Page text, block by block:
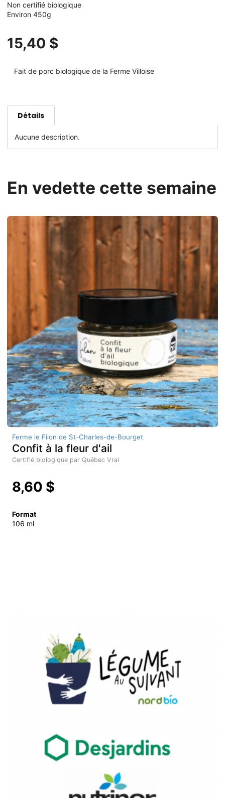
Non certifié biologique
Environ 450g
15,40 $
Fait de porc biologique de la Ferme Villoise
Détails
Aucune description.
En vedette cette semaine
Ferme le Filon de St-Charles-de-Bourget
Confit à la fleur d'ail
Certifié biologique par Québec Vrai
8,60 $
Format
106 ml